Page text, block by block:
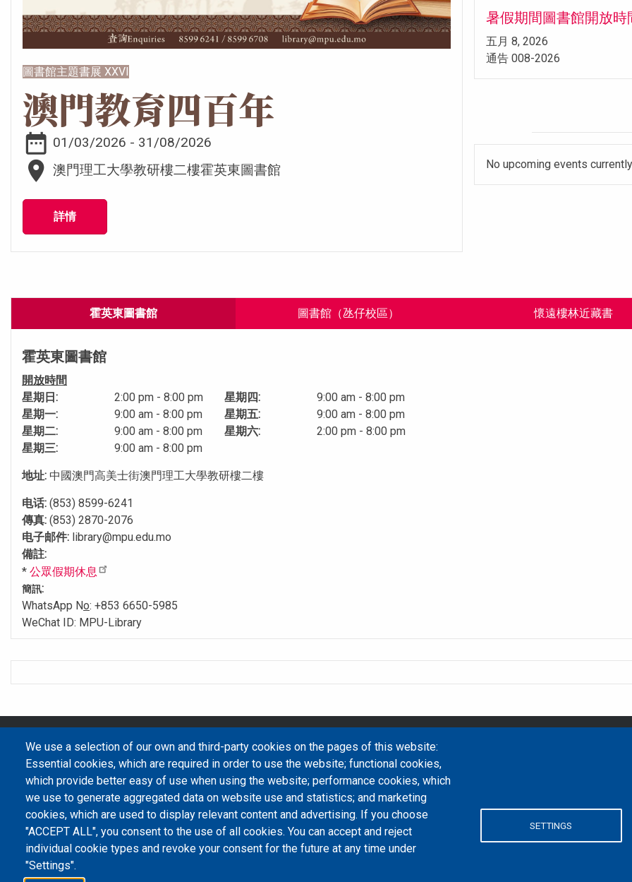
圖書館主題書展 XXVI
澳門教育四百年
date_range 01/03/2026 - 31/08/2026
place 澳門理工大學教研樓二樓霍英東圖書館
詳情
暑假期間圖書館開放時
五月 8, 2026
通告 008-2026
No upcoming events
霍英東圖書館 圖書館（氹仔校區） 懷遠樓林近藏書
霍英東圖書館
開放時間
星期日:
2:00 pm - 8:00 pm
星期一:
9:00 am - 8:00 pm
星期二:
9:00 am - 8:00 pm
星期三:
9:00 am - 8:00 pm
星期四:
9:00 am - 8:00 pm
星期五:
9:00 am - 8:00 pm
星期六:
2:00 pm - 8:00 pm
地址: 中國澳門高美士街澳門理工大學教研樓二樓
电话: (853) 8599-6241
傳真: (853) 2870-2076
电子邮件: library@mpu.edu.mo
備註:
* 公眾假期休息
簡訊:
WhatsApp No: +853 6650-5985
WeChat ID: MPU-Library
Member of IFLA
We use a selection of our own and third-party cookies on the pages of this website:
Essential cookies, which are required in order to use the website; functional cookies,
which provide better easy of use when using the website; performance cookies, which
we use to generate aggregated data on website use and statistics; and marketing
cookies, which are used to display relevant content and advertising. If you choose
"ACCEPT ALL", you consent to the use of all cookies. You can accept and reject
individual cookie types and revoke your consent for the future at any time under
"Settings".
SETTINGS